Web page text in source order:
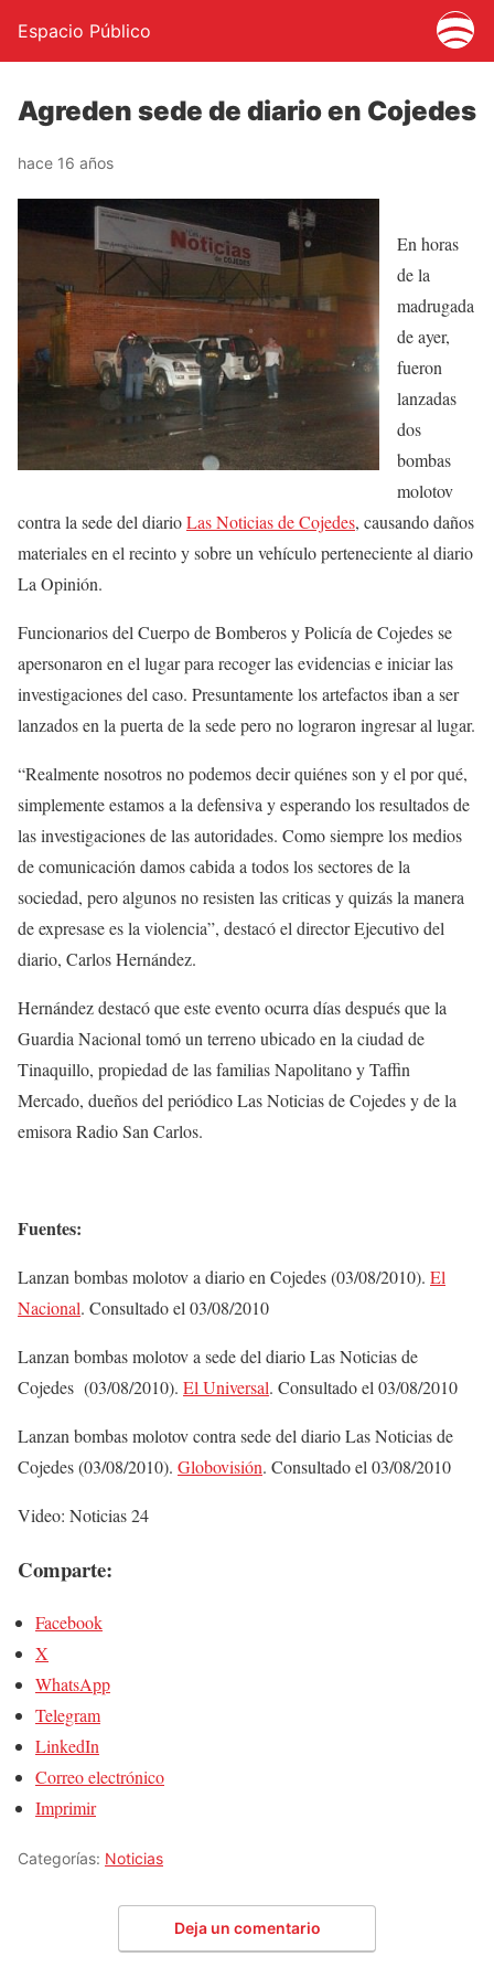
Espacio Público
Agreden sede de diario en Cojedes
hace 16 años
En horas
de la
madrugada
de ayer,
fueron
lanzadas
dos
bombas
molotov
contra la sede del diarioLas Noticias de Cojedes, causando daños
materiales en el recinto y sobre un vehículo perteneciente al diario
La Opinión.
Funcionarios del Cuerpo de Bomberos y Policía de Cojedes se
apersonaron en el lugar para recoger las evidencias e iniciar las
investigaciones del caso. Presuntamente los artefactos iban a ser
lanzados en la puerta de la sede pero no lograron ingresar al lugar.
“Realmente nosotros no podemos decir quiénes son y el por qué,
simplemente estamos a la defensiva y esperando los resultados de
las investigaciones de las autoridades. Como siempre los medios
de comunicación damos cabida a todos los sectores de la
sociedad, pero algunos no resisten las criticas y quizás la manera
de expresase es la violencia”, destacó el director Ejecutivo del
diario, Carlos Hernández.
Hernández destacó que este evento ocurra días después que la
Guardia Nacional tomó un terreno ubicado en la ciudad de
Tinaquillo, propiedad de las familias Napolitano y Taffin
Mercado, dueños del periódico Las Noticias de Cojedes y de la
emisora Radio San Carlos.
Fuentes:
Lanzan bombas molotov a diario en Cojedes (03/08/2010). El
Nacional. Consultado el 03/08/2010
Lanzan bombas molotov a sede del diario Las Noticias de
Cojedes (03/08/2010). El Universal. Consultado el 03/08/2010
Lanzan bombas molotov contra sede del diario Las Noticias de
Cojedes (03/08/2010). Globovisión. Consultado el 03/08/2010
Video: Noticias 24
Comparte:
Facebook
X
WhatsApp
Telegram
LinkedIn
Correo electrónico
Imprimir
Categorías: Noticias
Deja un comentario